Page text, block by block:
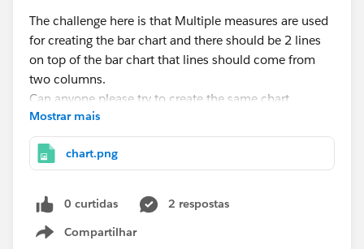
The challenge here is that Multiple measures are used
for creating the bar chart and there should be 2 lines
on top of the bar chart that lines should come from
two columns.
Can anyone please try to create the same chart
without changing the structure of the data.
If this is not possible which can be the best alternate
Regards,
Philip George
Mostrar mais
chart.png
0 curtidas
2 respostas
Compartilhar
Show menu